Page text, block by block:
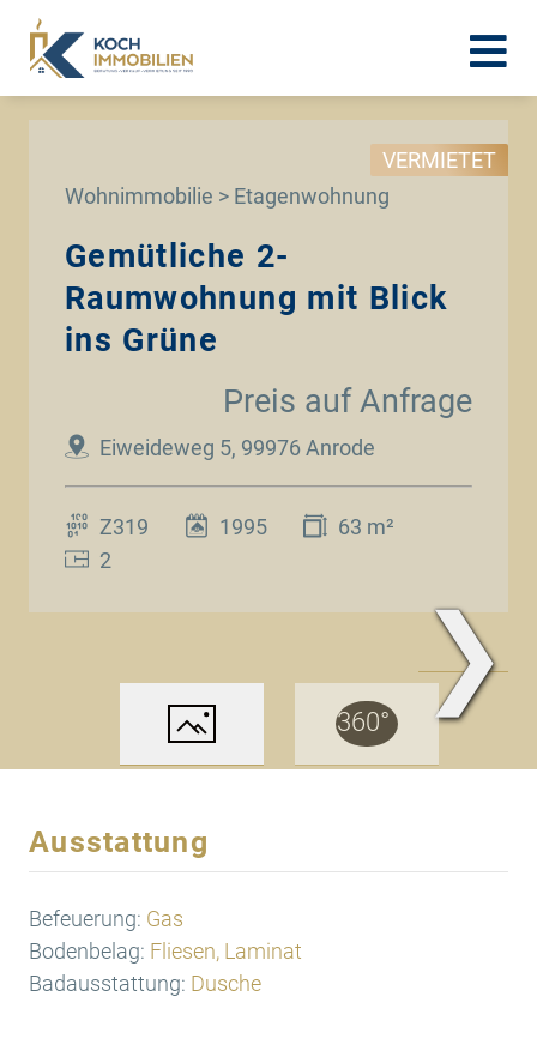
Wohnimmobilie > Etagenwohnung
VERMIETET
Gemütliche 2-
Raumwohnung mit Blick
ins Grüne
Eiweideweg 5, 99976 Anrode
Preis auf Anfrage
Z319 1995
63 m²
2
❯
Ausstattung
Befeuerung: Gas
Bodenbelag: Fliesen, Laminat
Badausstattung: Dusche